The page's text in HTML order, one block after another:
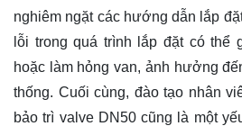
nghiêm ngặt các hướng dẫn lắp
lỗi trong quá trình lắp đặt có thể
hoặc làm hỏng van, ảnh hưởng
thống. Cuối cùng, đào tạo nhân
bảo trì valve DN50 cũng là một